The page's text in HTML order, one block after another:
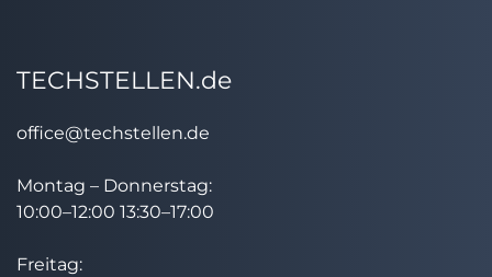
TECHSTELLEN.de
office@techstellen.de
Montag – Donnerstag:
10:00–12:00 13:30–17:00
Freitag: